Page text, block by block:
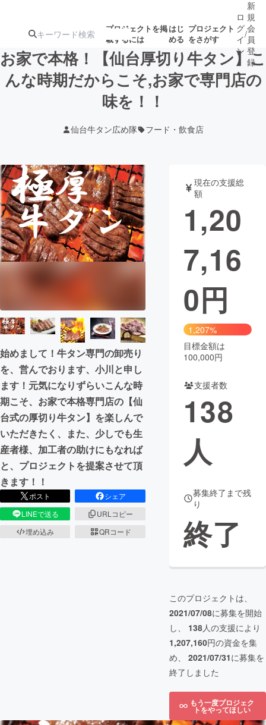
プロジェクトを掲
載するには
はじ
める
プロジェクト
をさがす
注目の新着プロ 募集終了が近いプ
テクノロジー・ガジェット
映像・映画 書籍・雑誌
ビジネス・起業 チャレンジ
CAMPFIRE for Social Good CAMPFIRE Creation
CAMPFIREふるさと納税machi-ya コミュニティ
ロ
グ
イ
ン
/
新
規
会
員
登
録
お家で本格！【仙台厚切り牛タン】こ
んな時期だからこそ,お家で専門店の
味を！！
仙台牛タン広め隊 フード・飲食店
始めまして！牛タン専門の卸売り
を、営んでおります、小川と申し
ます！元気になりずらいこんな時
期こそ、お家で本格専門店の【仙
台式の厚切り牛タン】を楽しんで
いただきたく、また、少しでも生
産者様、加工者の助けにもなれば
と、プロジェクトを提案させて頂
きます！！
ポスト
シェア
LINEで送る
URLコピー
埋め込み
QRコード
現在の支援総
額
1,20
7,16
0円
1,207%
目標金額は
100,000円
支援者数
138
人
募集終了まで残
り
終了
このプロジェクトは、
2021/07/08に募集を開始
し、 138人の支援により
1,207,160円の資金を集
め、 2021/07/31に募集を
終了しました
もう一度プロジェク
トをやってほしい